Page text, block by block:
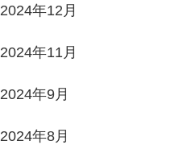
2024年12月
2024年11月
2024年9月
2024年8月